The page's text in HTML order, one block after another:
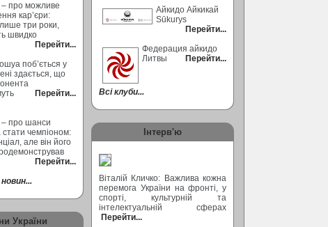
про можливе
кар’єри:
три роки,
швидко
Перейти...
поб’ється у
здається, що
Перейти...
про шанси
стати чемпіоном:
але він його
Перейти...
України
Айкидо Айкикай
Sūkurys
Перейти...
Федерация айкидо
Литвы
Перейти...
Всі клуби...
Інтерв'ю
Віталій Кличко: Важлива кожна
перемога України на фронті, у
спорті, культурній та
інтелектуальній сферах
Перейти...